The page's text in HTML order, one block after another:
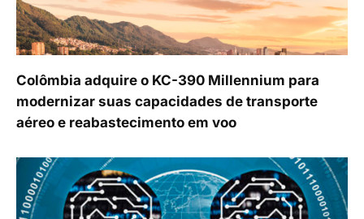
Colômbia adquire o KC-390 Millennium para
modernizar suas capacidades de transporte
aéreo e reabastecimento em voo